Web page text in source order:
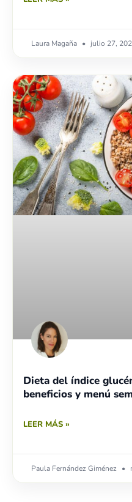
Laura Magaña julio 27,
Dieta del índice
beneficios y menú
LEER MÁS »
Paula Fernández Giménez